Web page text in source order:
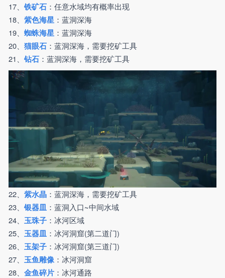
17、 铁矿石：任意水域均有概率出现
18、 紫色海星 ：蓝洞深海
19、 蜘蛛海星 ：蓝洞深海
20、 猫眼石：蓝洞深海，需要挖矿工具
21、 钻石：蓝洞深海，需要挖矿工具
22、 紫水晶：蓝洞深海，需要挖矿工具
23、 银器皿 ：蓝洞入口~中间水域
24、 玉珠子：冰河区域
25、 玉器皿 ：冰河洞窟(第二道门)
26、 玉架子：冰河洞窟(第三道门)
27、 玉鱼雕像 ：冰河洞窟
28、 金鱼碎片：冰河通路